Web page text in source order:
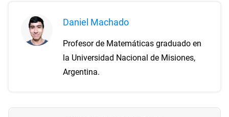
Daniel Machado
Profesor de Matemáticas graduado en
la Universidad Nacional de Misiones,
Argentina.